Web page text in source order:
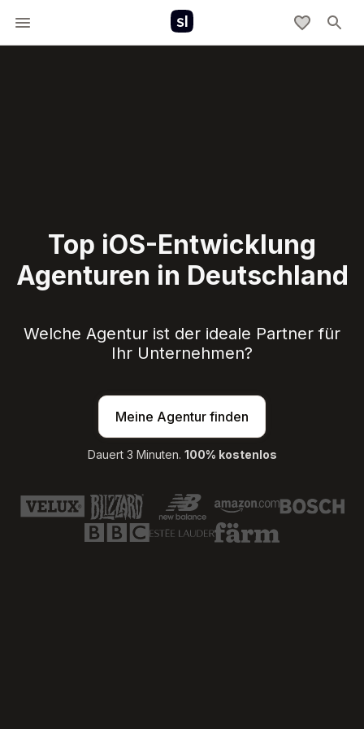
Top iOS-Entwicklung
Agenturen in Deutschland
Welche Agentur ist der ideale Partner für
Ihr Unternehmen?
Meine Agentur finden
Dauert 3 Minuten. 100% kostenlos